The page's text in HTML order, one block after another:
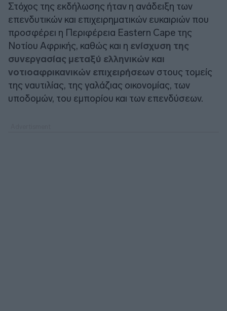
Στόχος της εκδήλωσης ήταν η ανάδειξη των
επενδυτικών και επιχειρηματικών ευκαιριών που
προσφέρει η Περιφέρεια Eastern Cape της
Νοτίου Αφρικής, καθώς και η ενίσχυση της
συνεργασίας μεταξύ ελληνικών και
νοτιοαφρικανικών επιχειρήσεων στους τομείς
της ναυτιλίας, της γαλάζιας οικονομίας, των
υποδομών, του εμπορίου και των επενδύσεων.